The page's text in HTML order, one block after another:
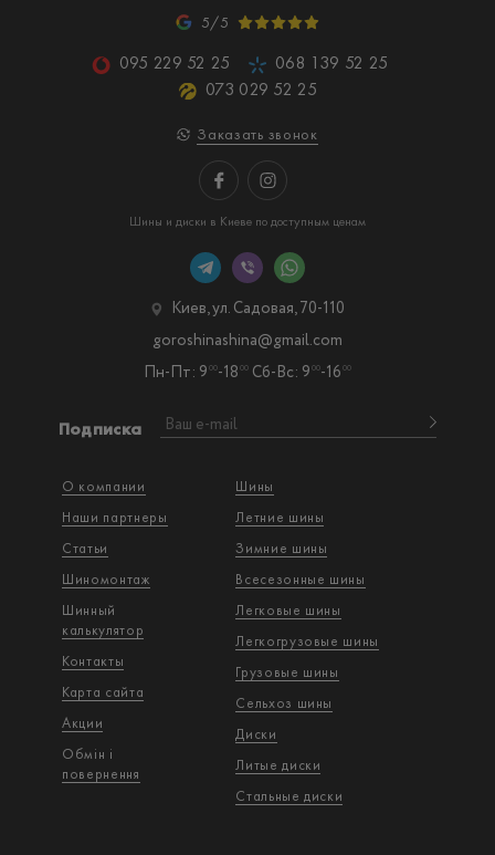
5/5
095 229 52 25
068 139 52 25
073 029 52 25
Заказать звонок
Шины и диски в Киеве по доступным ценам
О компании
Наши партнеры
Статьи
Шиномонтаж
Шинный
калькулятор
Контакты
Карта сайта
Акции
Обмін і
повернення
Шины
Летние шины
Зимние шины
Всесезонные шины
Легковые шины
Легкогрузовые шины
Грузовые шины
Сельхоз шины
Диски
Литые диски
Стальные диски
Подписка
Киев, ул. Садовая, 70-110
Пн-Пт: 9 00-18 00 Сб-Вс: 9 00-16 00
goroshinashina@gmail.com